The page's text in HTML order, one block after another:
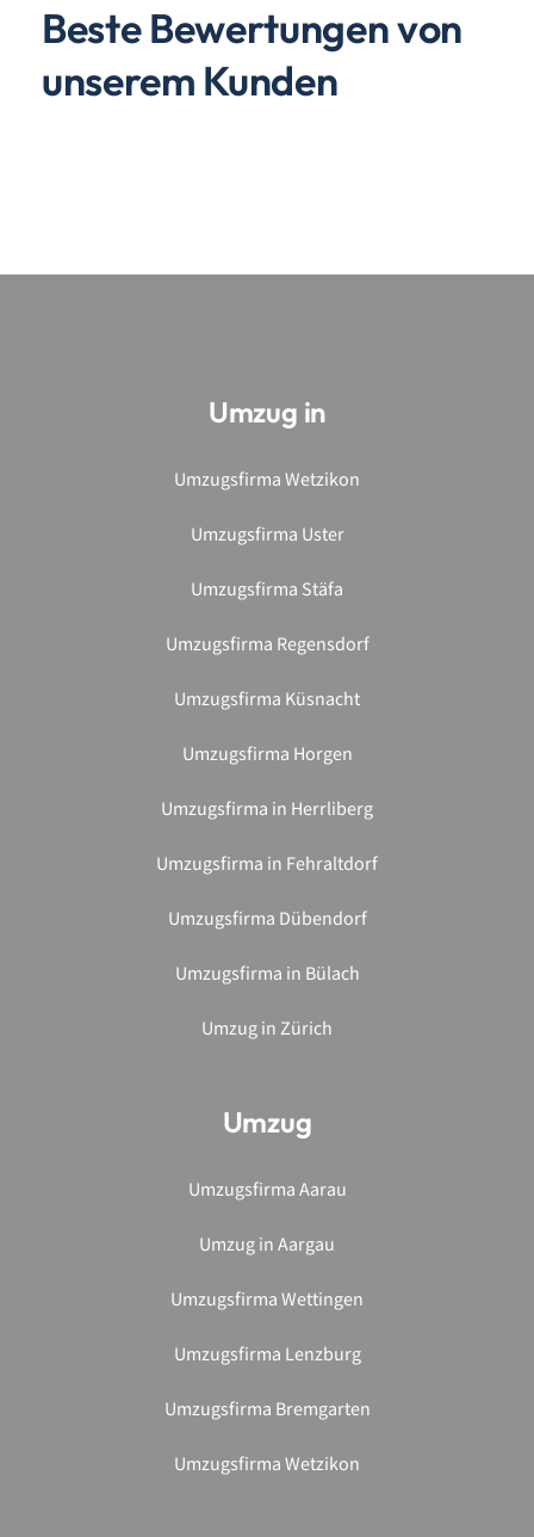
Beste Bewertungen von
unserem Kunden
Umzug in
Umzugsfirma Wetzikon
Umzugsfirma Uster
Umzugsfirma Stäfa
Umzugsfirma Regensdorf
Umzugsfirma Küsnacht
Umzugsfirma Horgen
Umzugsfirma in Herrliberg
Umzugsfirma in Fehraltdorf
Umzugsfirma Dübendorf
Umzugsfirma in Bülach
Umzug in Zürich
Umzug
Umzugsfirma Aarau
Umzug in Aargau
Umzugsfirma Wettingen
Umzugsfirma Lenzburg
Umzugsfirma Bremgarten
Umzugsfirma Wetzikon